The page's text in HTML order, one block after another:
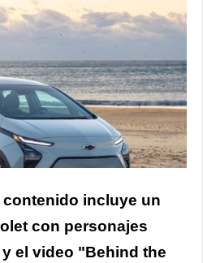
incluye un
con personajes
el video "Behind the